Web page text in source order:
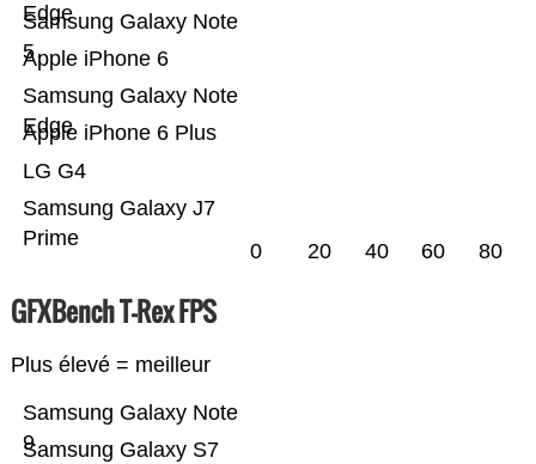
Samsung Galaxy J7
Prime
LG G4
Apple iPhone 6 Plus
Samsung Galaxy Note
Edge
Apple iPhone 6
Samsung Galaxy Note
5
Edge
0 20 40 60 80
GFXBench T-Rex FPS
Plus élevé = meilleur
Samsung Galaxy S7
Samsung Galaxy Note
9